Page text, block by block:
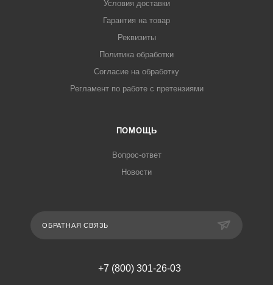
Условия доставки
Гарантия на товар
Реквизиты
Политика обработки
Согласие на обработку
Регламент по работе с претензиями
ПОМОЩЬ
Вопрос-ответ
Новости
ОБРАТНАЯ СВЯЗЬ
+7 (800) 301-26-03